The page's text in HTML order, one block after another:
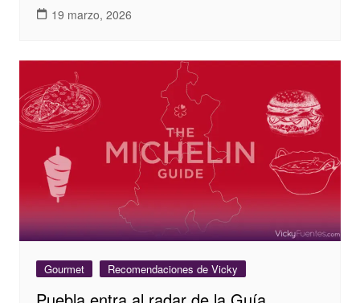
19 marzo, 2026
Gourmet Recomendaciones de Vicky